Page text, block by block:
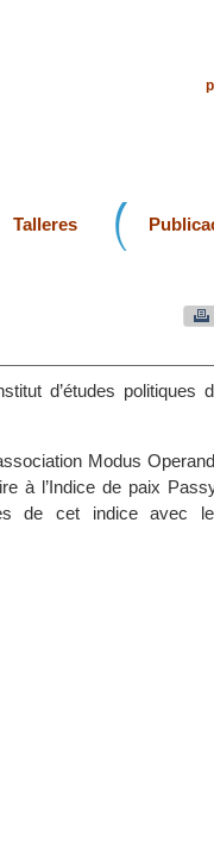
Talleres
d’études politiques
Modus
à l’Indice de paix
de cet indice avec